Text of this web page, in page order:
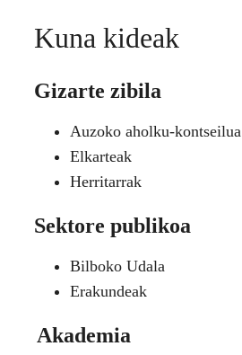
Kuna kideak
Gizarte zibila
Auzoko aholku-kontseilua
Elkarteak
Herritarrak
Sektore publikoa
Bilboko Udala
Erakundeak
Akademia